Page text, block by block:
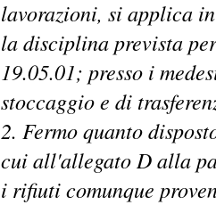
lavorazioni, si applica
la disciplina prevista
19.05.01; presso i
stoccaggio e di
2. Fermo quanto
cui all'allegato D alla
i rifiuti comunque